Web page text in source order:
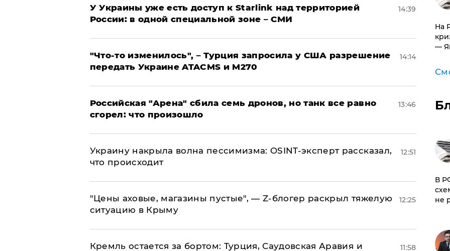
У Украины уже есть доступ к Starlink над территорией
России: в одной специальной зоне – СМИ
14:39
​"Что-то изменилось", – Турция запросила у США разрешение
передать Украине ATACMS и M270
14:14
​Российская "Арена" сбила семь дронов, но танк все равно
сгорел: что произошло
13:46
​Украину накрыла волна пессимизма: OSINT-эксперт рассказал,
что происходит
12:51
​"Цены аховые, магазины пустые", — Z-блогер раскрыл тяжелую
ситуацию в Крыму
12:25
​Кремль остается за бортом: Турция, Саудовская Аравия и 11:58
На
—
​В
не